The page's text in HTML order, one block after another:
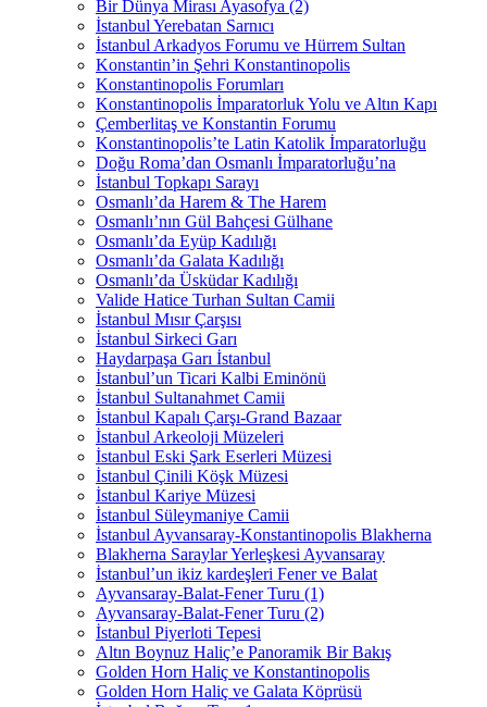
Bir Dünya Mirası Ayasofya (2)
İstanbul Yerebatan Sarnıcı
İstanbul Arkadyos Forumu ve Hürrem Sultan
Konstantin’in Şehri Konstantinopolis
Konstantinopolis Forumları
Konstantinopolis İmparatorluk Yolu ve Altın Kapı
Çemberlitaş ve Konstantin Forumu
Konstantinopolis’te Latin Katolik İmparatorluğu
Doğu Roma’dan Osmanlı İmparatorluğu’na
İstanbul Topkapı Sarayı
Osmanlı’da Harem & The Harem
Osmanlı’nın Gül Bahçesi Gülhane
Osmanlı’da Eyüp Kadılığı
Osmanlı’da Galata Kadılığı
Osmanlı’da Üsküdar Kadılığı
Valide Hatice Turhan Sultan Camii
İstanbul Mısır Çarşısı
İstanbul Sirkeci Garı
Haydarpaşa Garı İstanbul
İstanbul’un Ticari Kalbi Eminönü
İstanbul Sultanahmet Camii
İstanbul Kapalı Çarşı-Grand Bazaar
İstanbul Arkeoloji Müzeleri
İstanbul Eski Şark Eserleri Müzesi
İstanbul Çinili Köşk Müzesi
İstanbul Kariye Müzesi
İstanbul Süleymaniye Camii
İstanbul Ayvansaray-Konstantinopolis Blakherna
Blakherna Saraylar Yerleşkesi Ayvansaray
İstanbul’un ikiz kardeşleri Fener ve Balat
Ayvansaray-Balat-Fener Turu (1)
Ayvansaray-Balat-Fener Turu (2)
İstanbul Piyerloti Tepesi
Altın Boynuz Haliç’e Panoramik Bir Bakış
Golden Horn Haliç ve Konstantinopolis
Golden Horn Haliç ve Galata Köprüsü